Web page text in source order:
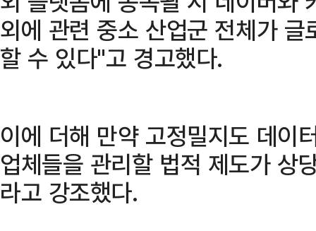
외에 관련 중소 산업군 전체가
할 수 있다"고 경고했다.
이에 더해 만약 고정밀지도 데이
업체들을 관리할 법적 제도가 상
라고 강조했다.